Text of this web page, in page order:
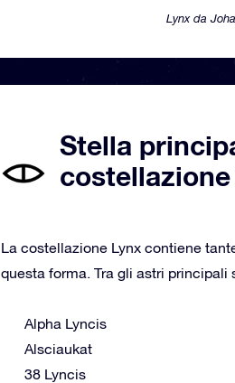
Lynx da
Stella
La costellazione Lynx contiene
questa forma. Tra gli astri principali
Alpha Lyncis
Alsciaukat
38 Lyncis